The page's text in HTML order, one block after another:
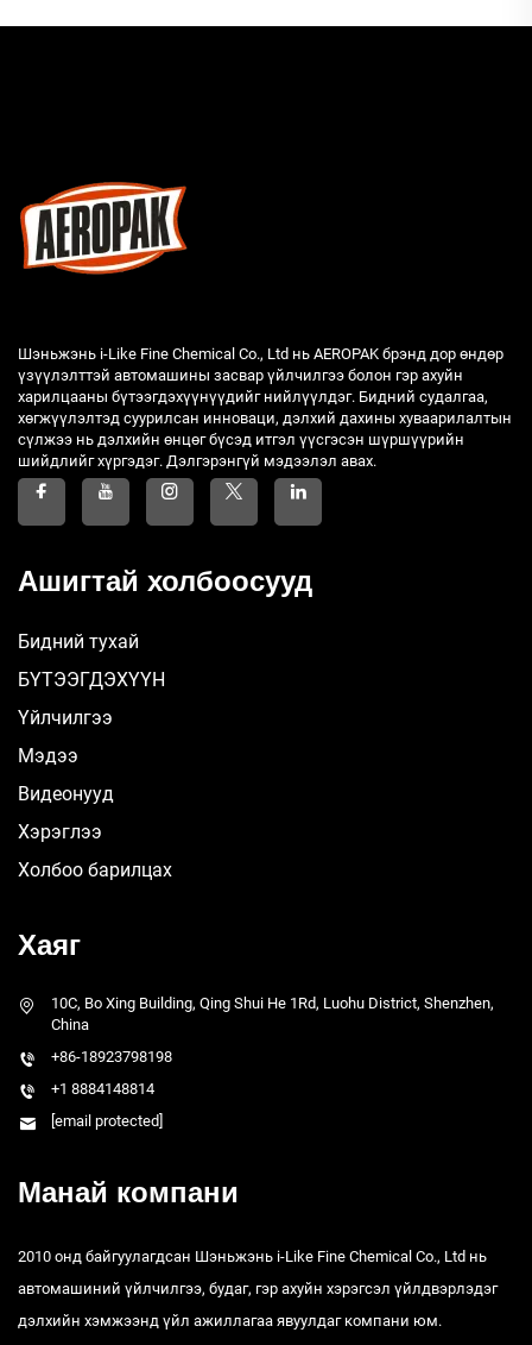
Шэньжэнь i-Like Fine Chemical Co., Ltd нь AEROPAK брэнд дор өндөр
үзүүлэлттэй автомашины засвар үйлчилгээ болон гэр ахуйн
харилцааны бүтээгдэхүүнүүдийг нийлүүлдэг. Бидний судалгаа,
хөгжүүлэлтэд суурилсан инноваци, дэлхий дахины хуваарилалтын
сүлжээ нь дэлхийн өнцөг бүсэд итгэл үүсгэсэн шүршүүрийн
шийдлийг хүргэдэг. Дэлгэрэнгүй мэдээлэл авах.
Ашигтай холбоосууд
Бидний тухай
БҮТЭЭГДЭХҮҮН
Үйлчилгээ
Мэдээ
Видеонууд
Хэрэглээ
Холбоо барилцах
Хаяг
10C, Bo Xing Building, Qing Shui He 1Rd, Luohu District, Shenzhen,
China
+86-18923798198
+1 8884148814
[email protected]
Манай компани
2010 онд байгуулагдсан Шэньжэнь i-Like Fine Chemical Co., Ltd нь
автомашиний үйлчилгээ, будаг, гэр ахуйн хэрэгсэл үйлдвэрлэдэг
дэлхийн хэмжээнд үйл ажиллагаа явуулдаг компани юм.